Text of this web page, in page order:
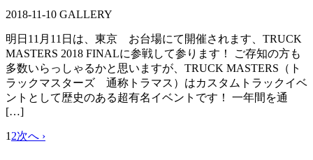
2018-11-10 GALLERY
明日11月11日は、東京 お台場にて開催されます、TRUCK
MASTERS 2018 FINALに参戦して参ります！ ご存知の方も
多数いらっしゃるかと思いますが、TRUCK MASTERS（ト
ラックマスターズ 通称トラマス）はカスタムトラックイベ
ントとして歴史のある超有名イベントです！ 一年間を通
[…]
1 2次へ ›